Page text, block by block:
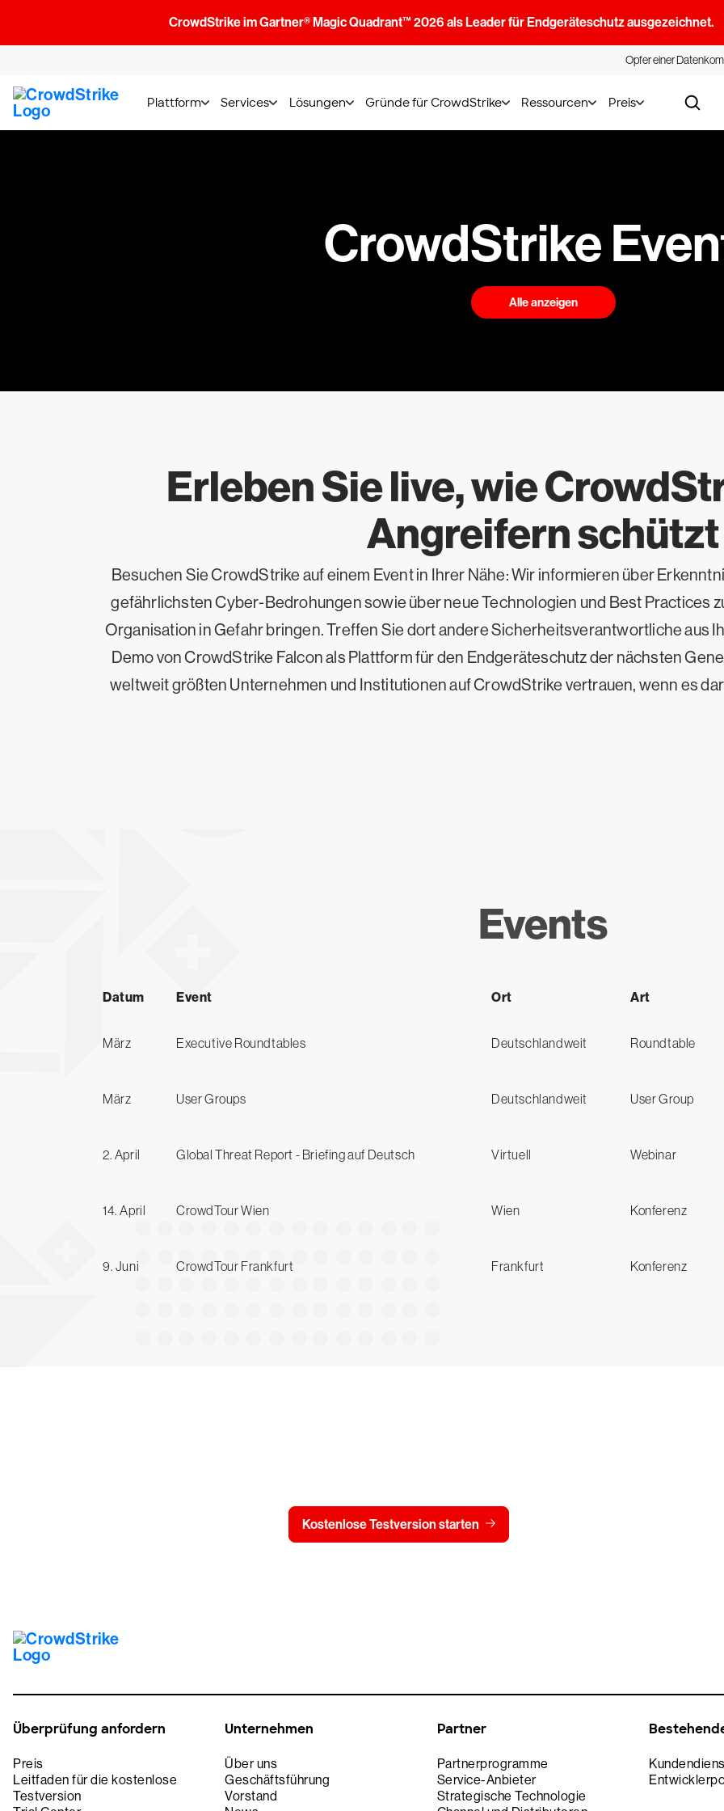
CrowdStrike im Gartner® Magic Quadrant™ 2026 als Leader für Endgeräteschutz ausgezeichnet.
Opfer einer
Plattform Services Lösungen Gründe für CrowdStrike Ressourcen Preis
CrowdStrike
Alle anzeigen
Erleben Sie live, wie
Angreifern schützt
Besuchen Sie CrowdStrike auf einem Event in Ihrer Nähe: Wir informieren über
gefährlichsten Cyber-Bedrohungen sowie über neue Technologien und Best Practices
Organisation in Gefahr bringen. Treffen Sie dort andere Sicherheitsverantwortliche aus
Demo von CrowdStrike Falcon als Plattform für den Endgeräteschutz der nächsten
weltweit größten Unternehmen und Institutionen auf CrowdStrike vertrauen, wenn es
Events
Datum Event Ort Art
März Executive Roundtables Deutschlandweit Roundtable
März User Groups Deutschlandweit User Group
2. April Global Threat Report - Briefing auf Deutsch Virtuell Webinar
14. April CrowdTour Wien Wien Konferenz
9. Juni CrowdTour Frankfurt Frankfurt Konferenz
Kostenlose Testversion starten
Überprüfung anfordern
Preis
Leitfaden für die kostenlose
Testversion
Unternehmen
Über uns
Geschäftsführung
Vorstand
Partner
Partnerprogramme
Service-Anbieter
Strategische Technologie